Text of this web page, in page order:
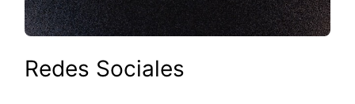
Redes Sociales